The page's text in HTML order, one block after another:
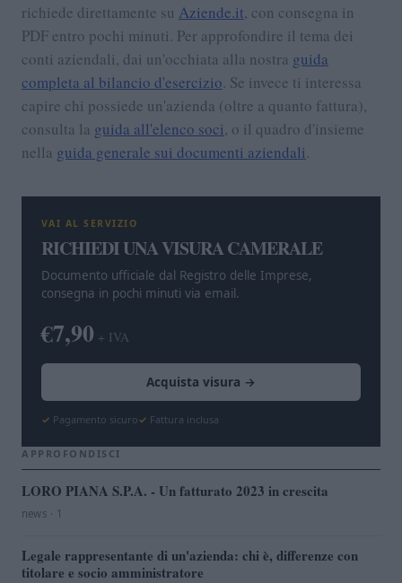
richiede direttamente su Aziende.it, con consegna in
PDF entro pochi minuti. Per approfondire il tema dei
conti aziendali, dai un'occhiata alla nostra guida
completa al bilancio d'esercizio. Se invece ti interessa
capire chi possiede un'azienda (oltre a quanto fattura),
consulta la guida all'elenco soci, o il quadro d'insieme
nella guida generale sui documenti aziendali.
VAI AL SERVIZIO
RICHIEDI UNA VISURA CAMERALE
Documento ufficiale dal Registro delle Imprese,
consegna in pochi minuti via email.
€7,90 + IVA
Acquista visura →
Pagamento sicuro Fattura inclusa
APPROFONDISCI
LORO PIANA S.P.A. - Un fatturato 2023 in crescita
news · 1
Legale rappresentante di un'azienda: chi è, differenze con
titolare e socio amministratore